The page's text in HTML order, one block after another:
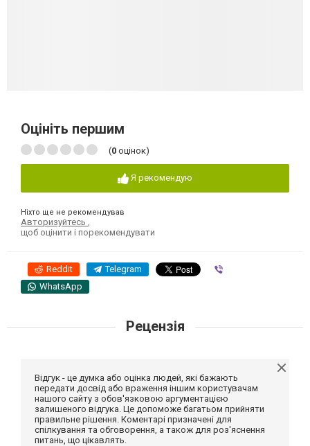
Оцініть першим
(0 оцінок)
Я рекомендую
Ніхто ще не рекомендував
Авторизуйтесь
щоб оцінити і порекомендувати
Reddit Telegram
WhatsApp
Рецензія
Відгук - це думка або оцінка людей, які бажають
передати досвід або враження іншим користувачам
нашого сайту з обов'язковою аргументацією
залишеного відгука. Це допоможе багатьом прийняти
правильне рішення. Коментарі призначені для
спілкування та обговорення, а також для роз'яснення
питань, що цікавлять.